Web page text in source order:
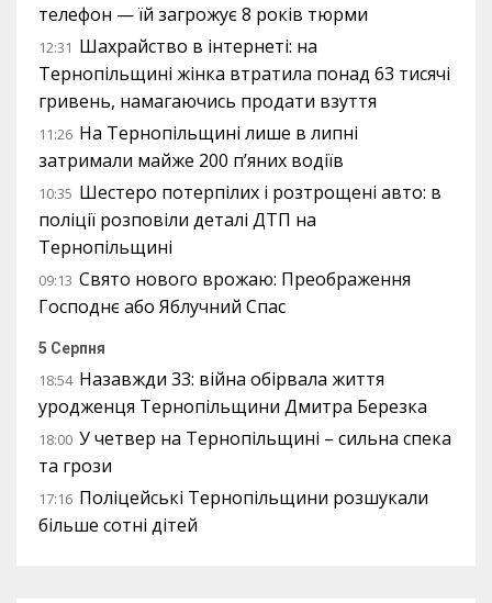
телефон — їй загрожує 8 років тюрми
12:31 Шахрайство в інтернеті: на
Тернопільщині жінка втратила понад 63 тисячі
гривень, намагаючись продати взуття
11:26 На Тернопільщині лише в липні
затримали майже 200 п’яних водіїв
10:35 Шестеро потерпілих і розтрощені авто: в
поліції розповіли деталі ДТП на
Тернопільщині
09:13 Свято нового врожаю: Преображення
Господнє або Яблучний Спас
5 Серпня
18:54 Назавжди 33: війна обірвала життя
уродженця Тернопільщини Дмитра Березка
18:00 У четвер на Тернопільщині – сильна спека
та грози
17:16 Поліцейські Тернопільщини розшукали
більше сотні дітей